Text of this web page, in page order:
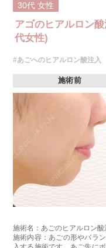
30代 女性
アゴのヒアルロン
代女性)
#あごへのヒアルロン酸注入
施術前
施術名：あごのヒアルロン酸
施術内容：あごの形やバラ